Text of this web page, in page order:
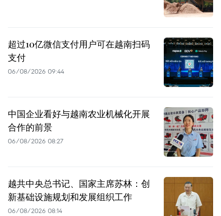
超过10亿微信支付用户可在越南扫码
支付
06/08/2026 09:44
中国企业看好与越南农业机械化开展
合作的前景
06/08/2026 08:27
越共中央总书记、国家主席苏林：创
新基础设施规划和发展组织工作
06/08/2026 08:14